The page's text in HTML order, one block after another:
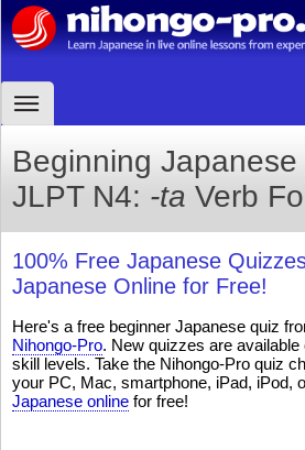
Beginning
JLPT N4: -ta Verb
100% Free Japanese
Japanese Online for Free!
Here's a free beginner Japanese quiz
Nihongo-Pro. New quizzes are
skill levels. Take the Nihongo-Pro quiz
your PC, Mac, smartphone, iPad, iPod,
Japanese online for free!